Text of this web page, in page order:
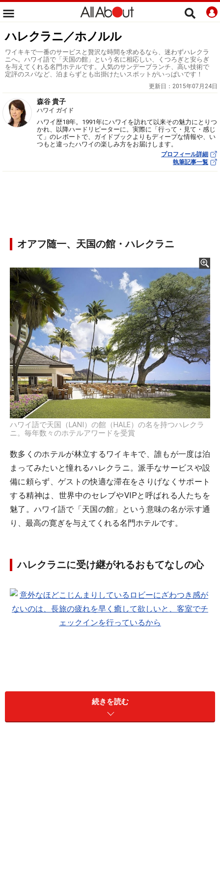
ハレクラニ／ホノルル
ワイキキで一番のサービスと贅沢な時間を求めるなら、迷わずハレクラ
ニへ。ハワイ語で「天国の館」という名に相応しい、くつろぎと安らぎ
を与えてくれる名門ホテルです。人気のサンデーブランチ、高い技術で
定評のスパなど、泊まらずとも出掛けたいスポットがいっぱいです！
更新日： 2015年07月24日
森谷 貴子
ハワイ ガイド
ハワイ歴18年。1991年にハワイを訪れて以来その魅力にとりつ
かれ、以降ハードリピーターに。実際に「行って・見て・感じ
て」のレポートで、ガイドブックよりもディープな情報や、い
つもと違ったハワイの楽しみ方をお届けします。
プロフィール詳細
執筆記事一覧
オアフ随一、天国の館・ハレクラニ
ハワイ語で天国（LANI）の館（HALE）の名を持つハレクラ
ニ。毎年数々のホテルアワードを受賞
数多くのホテルが林立するワイキキで、誰もが一度は泊
まってみたいと憧れるハレクラニ。派手なサービスや設
備に頼らず、ゲストの快適な滞在をさりげなくサポート
する精神は、世界中のセレブやVIPと呼ばれる人たちを
魅了。ハワイ語で「天国の館」という意味の名が示す通
り、最高の寛ぎを与えてくれる名門ホテルです。
ハレクラニに受け継がれるおもてなしの心
続きを読む